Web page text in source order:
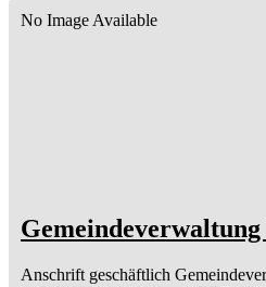
No Image Available
Anschrift geschäftlich